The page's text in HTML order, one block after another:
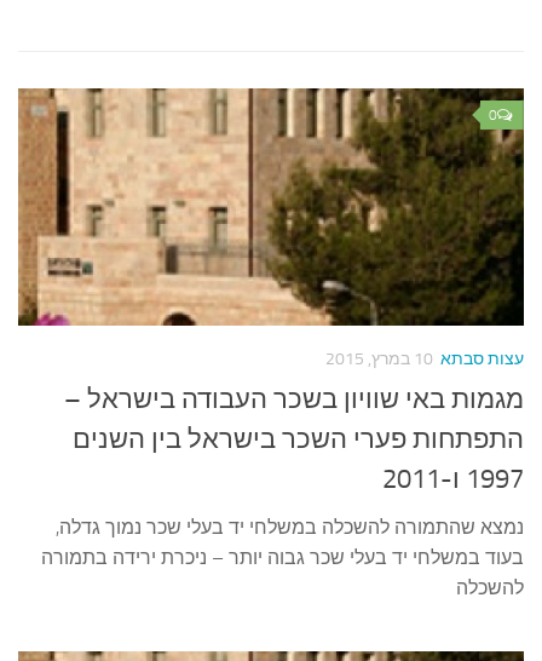
0
עצות סבתא 10 במרץ, 2015
מגמות באי שוויון בשכר העבודה בישראל –
התפתחות פערי השכר בישראל בין השנים
1997 ו-2011
נמצא שהתמורה להשכלה במשלחי יד בעלי שכר נמוך גדלה,
בעוד במשלחי יד בעלי שכר גבוה יותר – ניכרת ירידה בתמורה
להשכלה